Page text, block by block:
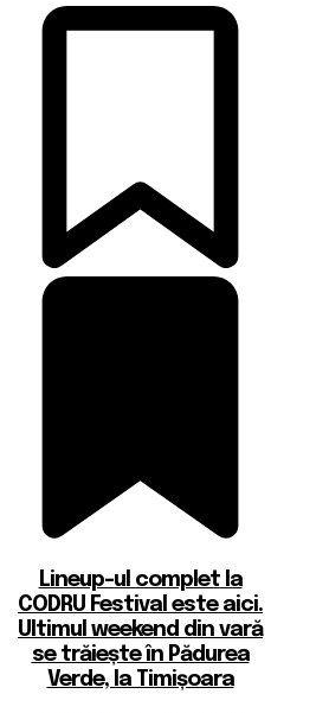
Lineup-ul complet la
CODRU Festival este aici.
Ultimul weekend din vară
se trăiește în Pădurea
Verde, la Timișoara